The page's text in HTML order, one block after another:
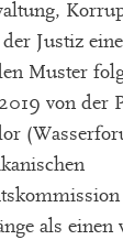
Justiz
Muster
von der
als einen